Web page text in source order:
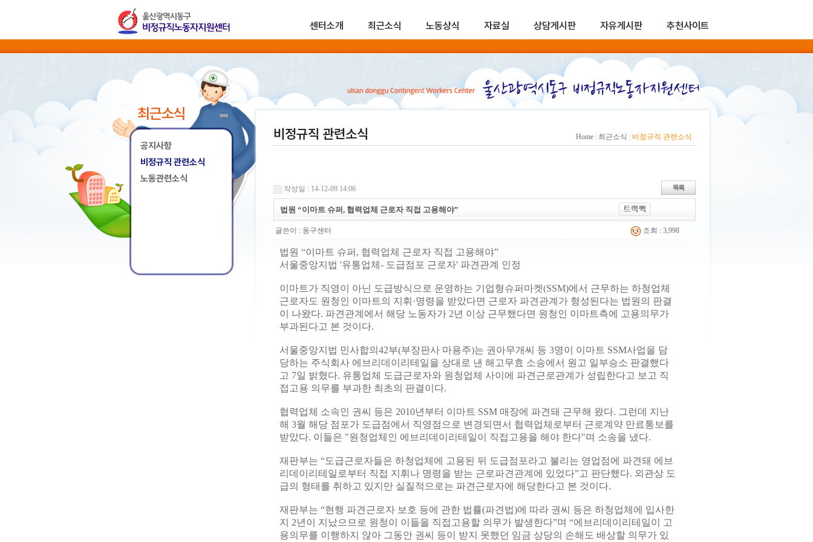
센터소개 최근소식 노동상식 자료실 상담게시판 자유게시판 추천사이트
최근소식
공지사항
비정규직 관련소식
노동관련소식
비정규직 관련소식 Home 최근소식 비정규직 관련소식
작성일 : 14-12-09 14:06
법원 “이마트 슈퍼, 협력업체 근로자 직접 고용해야”
글쓴이 : 동구센터 조회 : 3,998
법원 “이마트 슈퍼, 협력업체 근로자 직접 고용해야”
서울중앙지법 '유통업체- 도급점포 근로자' 파견관계 인정
이마트가 직영이 아닌 도급방식으로 운영하는 기업형슈퍼마켓(SSM)에서 근무하는 하청업체
근로자도 원청인 이마트의 지휘·명령을 받았다면 근로자 파견관계가 형성된다는 법원의 판결
이 나왔다. 파견관계에서 해당 노동자가 2년 이상 근무했다면 원청인 이마트측에 고용의무가
부과된다고 본 것이다.
서울중앙지법 민사합의42부(부장판사 마용주)는 권아무개씨 등 3명이 이마트 SSM사업을 담
당하는 주식회사 에브리데이리테일을 상대로 낸 해고무효 소송에서 원고 일부승소 판결했다
고 7일 밝혔다. 유통업체 도급근로자와 원청업체 사이에 파견근로관계가 성립한다고 보고 직
접고용 의무를 부과한 최초의 판결이다.
협력업체 소속인 권씨 등은 2010년부터 이마트 SSM 매장에 파견돼 근무해 왔다. 그런데 지난
해 3월 해당 점포가 도급점에서 직영점으로 변경되면서 협력업체로부터 근로계약 만료통보를
받았다. 이들은 "원청업체인 에브리데이리테일이 직접고용을 해야 한다"며 소송을 냈다.
재판부는 “도급근로자들은 하청업체에 고용된 뒤 도급점포라고 불리는 영업점에 파견돼 에브
리데이리테일로부터 직접 지휘나 명령을 받는 근로파견관계에 있었다”고 판단했다. 외관상 도
급의 형태를 취하고 있지만 실질적으로는 파견근로자에 해당한다고 본 것이다.
재판부는 “현행 파견근로자 보호 등에 관한 법률(파견법)에 따라 권씨 등은 하청업체에 입사한
지 2년이 지났으므로 원청이 이들을 직접고용할 의무가 발생한다”며 “에브리데이리테일이 고
용의무를 이행하지 않아 그동안 권씨 등이 받지 못했던 임금 상당의 손해도 배상할 의무가 있